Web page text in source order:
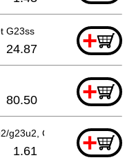
G23ss +
24.87
+
80.50
g23u2, Cm9uby +
1.61